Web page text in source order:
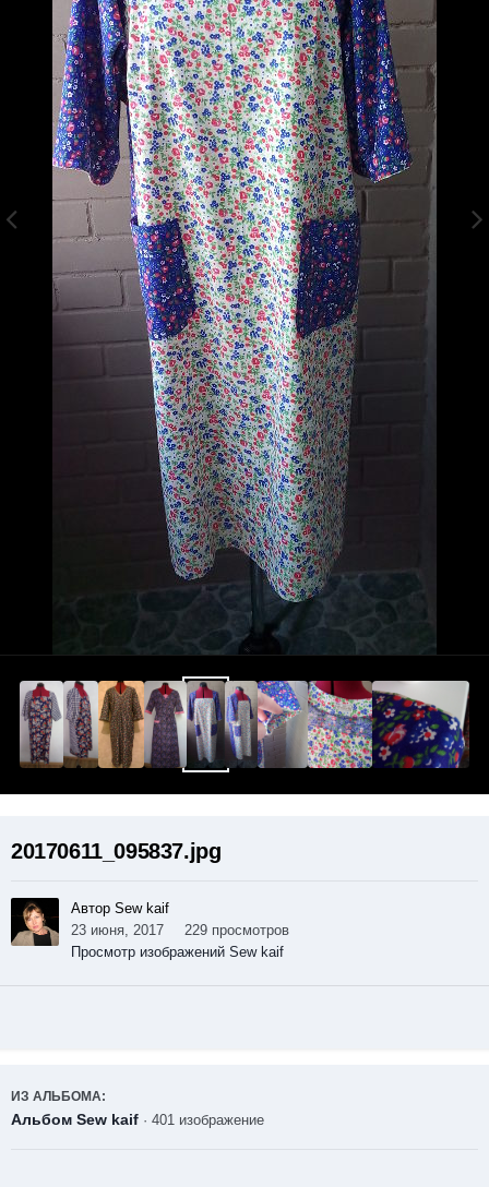
20170611_095837.jpg
Автор Sew kaif
23 июня, 2017
229 просмотров
Просмотр изображений Sew kaif
ИЗ АЛЬБОМА:
Альбом Sew kaif · 401 изображение